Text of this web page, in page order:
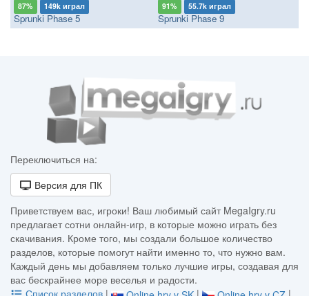
87% 149k играл
Sprunki Phase 5
91% 55.7k играл
Sprunki Phase 9
Переключиться на:
Версия для ПК
Приветствуем вас, игроки! Ваш любимый сайт MegaIgry.ru
предлагает сотни онлайн-игр, в которые можно играть без
скачивания. Кроме того, мы создали большое количество
разделов, которые помогут найти именно то, что нужно вам.
Каждый день мы добавляем только лучшие игры, создавая для
вас бескрайнее море веселья и радости.
Список разделов | | |